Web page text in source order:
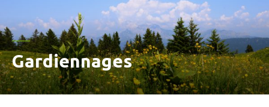
Gardiennages